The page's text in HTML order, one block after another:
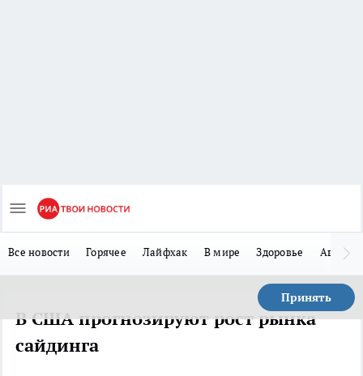
Все новости Горячее Лайфхак В мире Здоровье Авто
Принять
В США прогнозируют рост рынка
сайдинга